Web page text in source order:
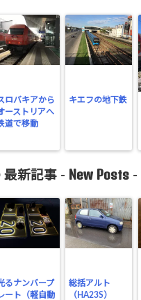
ロバキアから
ーストリアへ
道で移動
キエフの地下鉄
最新記事 - New Posts -
るナンバープ
レート（軽自動
総括アルト
（HA23S）